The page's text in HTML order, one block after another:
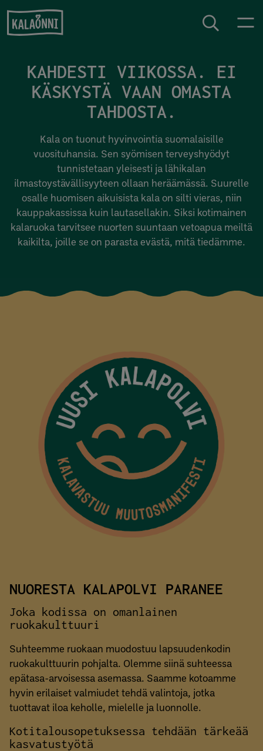
Siirry sisältöön
KAHDESTI VIIKOSSA. EI
KÄSKYSTÄ VAAN OMASTA
TAHDOSTA.
Kala on tuonut hyvinvointia suomalaisille
vuosituhansia. Sen syömisen terveyshyödyt
tunnistetaan yleisesti ja lähikalan
ilmastoystävällisyyteen ollaan heräämässä. Suurelle
osalle huomisen aikuisista kala on silti vieras, niin
kauppakassissa kuin lautasellakin. Siksi kotimainen
kalaruoka tarvitsee nuorten suuntaan vetoapua meiltä
kaikilta, joille se on parasta evästä, mitä tiedämme.
NUORESTA KALAPOLVI PARANEE
Joka kodissa on omanlainen
ruokakulttuuri
Suhteemme ruokaan muodostuu lapsuudenkodin
ruokakulttuurin pohjalta. Olemme siinä suhteessa
epätasa-arvoisessa asemassa. Saamme kotoamme
hyvin erilaiset valmiudet tehdä valintoja, jotka
tuottavat iloa keholle, mielelle ja luonnolle.
Kotitalousopetuksessa tehdään tärkeää
kasvatustyötä